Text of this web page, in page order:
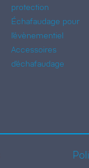
protection
Échafaudage pour
l’évènementiel
Accessoires
d’échafaudage